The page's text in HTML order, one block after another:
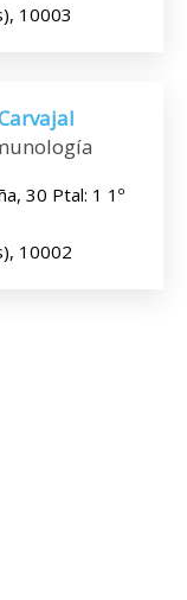
10003
30 Ptal: 1 1º
10002